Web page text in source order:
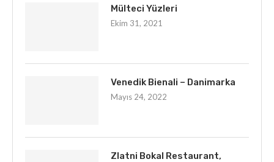
Mülteci Yüzleri
Ekim 31, 2021
Venedik Bienali – Danimarka
Mayıs 24, 2022
Zlatni Bokal Restaurant,